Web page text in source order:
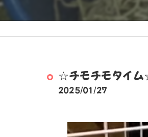
☆チモチモタイ
2025/01/27